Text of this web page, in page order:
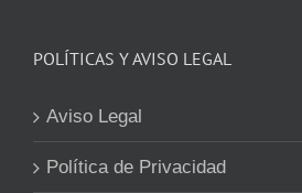
POLÍTICAS Y AVISO LEGAL
Aviso Legal
Política de Privacidad